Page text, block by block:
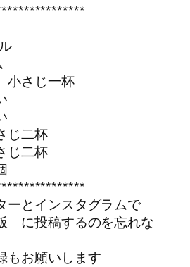
さじ一杯
じ二杯
じ二杯
ーとインスタグラムで
」に投稿するのを忘れな
もお願いします